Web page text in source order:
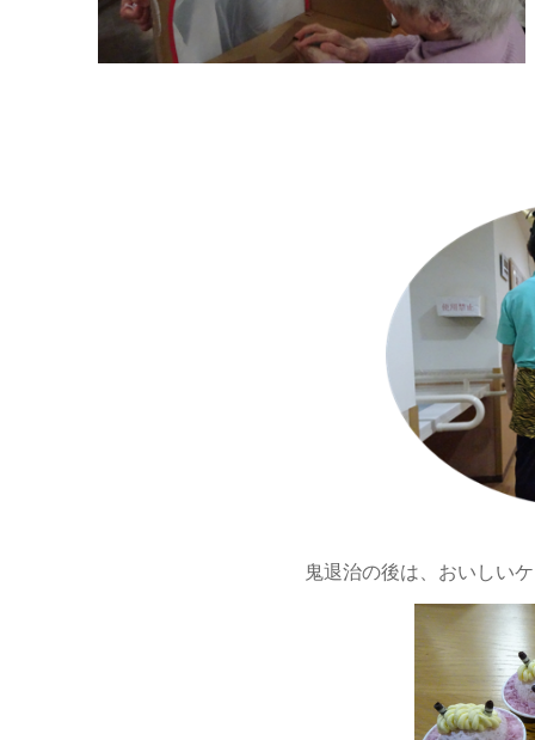
鬼退治の後は、おいしい